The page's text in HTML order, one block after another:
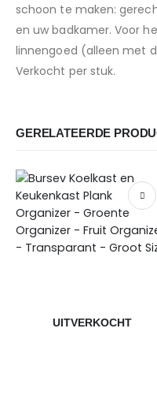
schoon te maken:
en uw badkamer. Voor
linnengoed (alleen met
Verkocht per stuk.
GERELATEERDE
UITVERKOCHT